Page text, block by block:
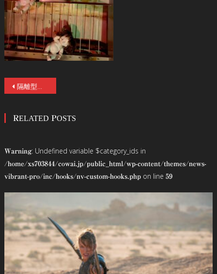
投
ナ
ゲ
ー
ョ
ン
隔離型お化け屋敷「スミッコゴロシ」驚愕話題沸騰！商店街に病院コンセプトホラーカフェバー出現！Go to ハロウィーン
RELATED POSTS
Warning: Undefined variable $category_ids in
/home/xs703844/cowai.jp/public_html/wp-content/themes/news-
vibrant-pro/inc/hooks/nv-custom-hooks.phpon line 59